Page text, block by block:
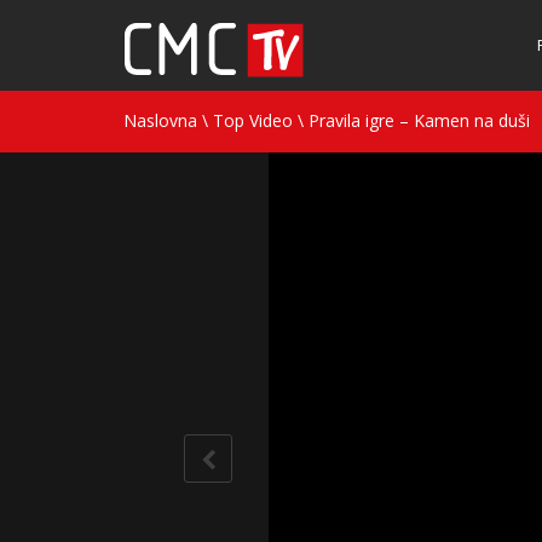
Naslovna \ Top Video \ Pravila igre – Kamen na duši